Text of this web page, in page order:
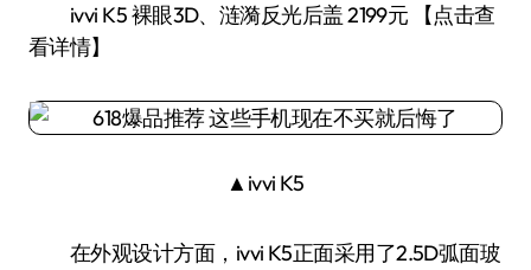
ivvi K5 裸眼3D、涟漪反光后盖 2199元 【点击查
看详情】
▲ivvi K5
在外观设计方面，ivvi K5正面采用了2.5D弧面玻